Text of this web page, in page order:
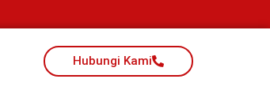
Hubungi Kami